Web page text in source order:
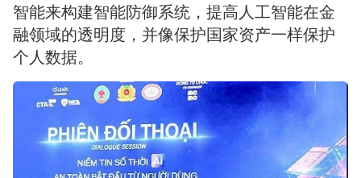
智能来构建智能防御系统，提高人工智能在金
融领域的透明度，并像保护国家资产一样保护
个人数据。